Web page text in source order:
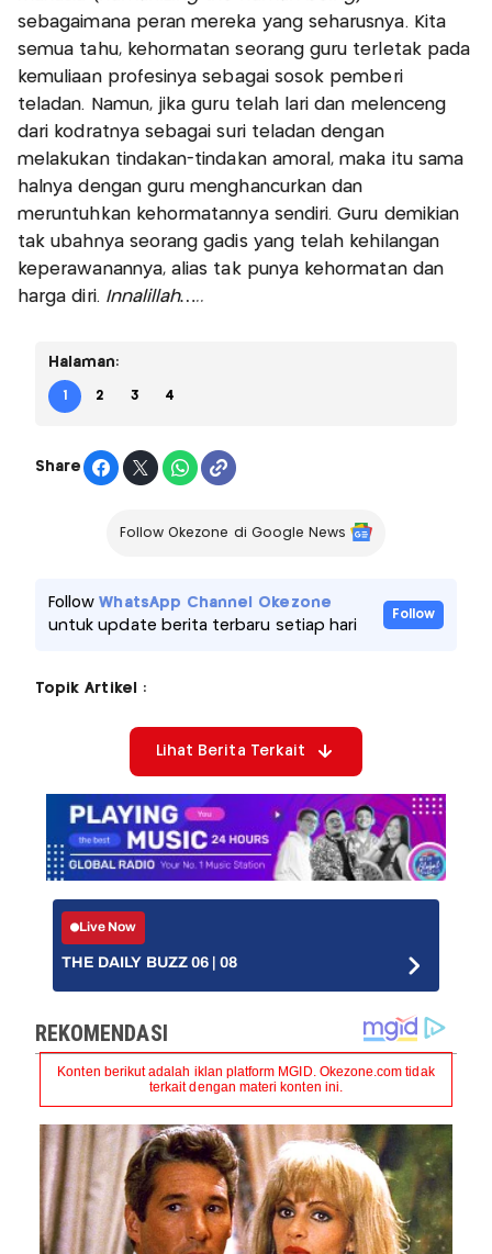
sebagaimana peran mereka yang seharusnya. Kita
semua tahu, kehormatan seorang guru terletak pada
kemuliaan profesinya sebagai sosok pemberi
teladan. Namun, jika guru telah lari dan melenceng
dari kodratnya sebagai suri teladan dengan
melakukan tindakan-tindakan amoral, maka itu sama
halnya dengan guru menghancurkan dan
meruntuhkan kehormatannya sendiri. Guru demikian
tak ubahnya seorang gadis yang telah kehilangan
keperawanannya, alias tak punya kehormatan dan
harga diri. Innalillah…..
Halaman:
1 2 3 4
Share
Follow Okezone di Google News
FollowWhatsApp Channel Okezone
untuk update berita terbaru setiap hari
Follow
Topik Artikel :
Lihat Berita Terkait
Live Now
THE DAILY BUZZ 06 | 08